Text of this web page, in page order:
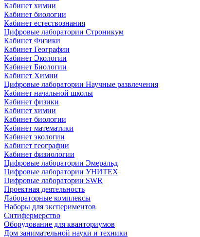
Кабинет химии
Кабинет биологии
Кабинет естествознания
Цифровые лаборатории Строникум
Кабинет Физики
Кабинет Географии
Кабинет Экологии
Кабинет Биологии
Кабинет Химии
Цифровые лаборатории Научные развлечения
Кабинет начальной школы
Кабинет физики
Кабинет химии
Кабинет биологии
Кабинет математики
Кабинет экологии
Кабинет географии
Кабинет физиологии
Цифровые лаборатории Эмеральд
Цифровые лаборатории УНИТЕХ
Цифровые лаборатории SWR
Проектная деятельность
Лабораторные комплексы
Наборы для экспериментов
Ситифермерство
Оборудование для кванториумов
Дом занимательной науки и техники